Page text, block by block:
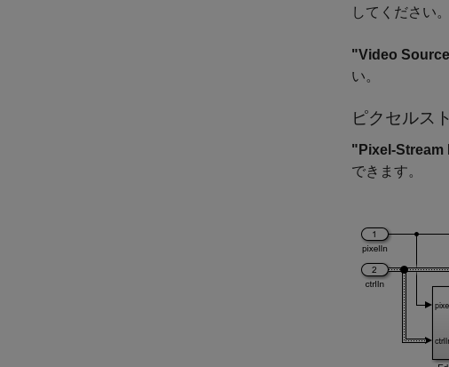
してください。
"Video
い。
ピクセルス
"Pixel-Stream
できます。